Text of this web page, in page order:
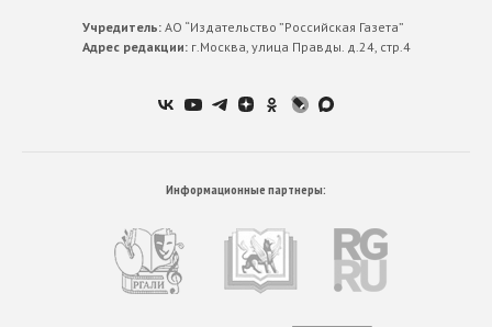
Учредитель:АО “Издательство ”Российская Газета”
Адрес редакции:г.Москва, улица Правды. д.24, стр.4
Информационные партнеры: